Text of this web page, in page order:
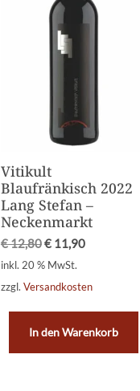
Vitikult
Blaufränkisch 2022
Lang Stefan –
Neckenmarkt
€12,80€11,90
inkl. 20 % MwSt.
zzgl. Versandkosten
In den Warenkorb